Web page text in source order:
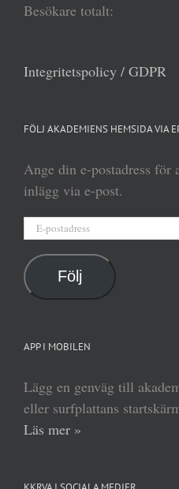
Besökare totalt:
Integritetspolicy / GDPR
FÖLJ AKADEMIENS HEMSIDA VIA
Ange din e-postadress för
inlägg via e-post.
postadress
Följ
APP I MOBILEN
Lägg en genväg till
eller surfplattans
Läs mer »